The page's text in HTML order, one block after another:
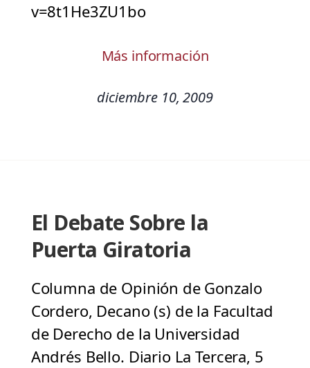
v=8t1He3ZU1bo
Más información
diciembre 10, 2009
El Debate Sobre la
Puerta Giratoria
Columna de Opinión de Gonzalo
Cordero, Decano (s) de la Facultad
de Derecho de la Universidad
Andrés Bello. Diario La Tercera, 5